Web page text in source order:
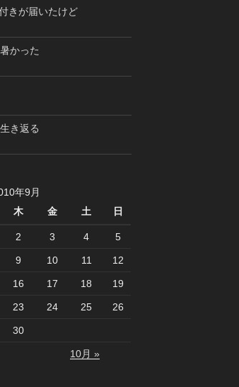
きが届いたけど
かった
き返る
年9月
木 金 土 日
2 3 4 5
9 10 11 12
16 17 18 19
23 24 25 26
30
10月 »